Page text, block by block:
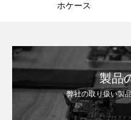
ホケース
製品
弊社の取り扱い製